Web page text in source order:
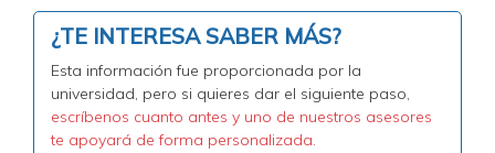
¿TE INTERESA SABER MÁS?
Esta información fue proporcionada por la
universidad, pero si quieres dar el siguiente paso,
escríbenos cuanto antes y uno de nuestros asesores
te apoyará de forma personalizada.